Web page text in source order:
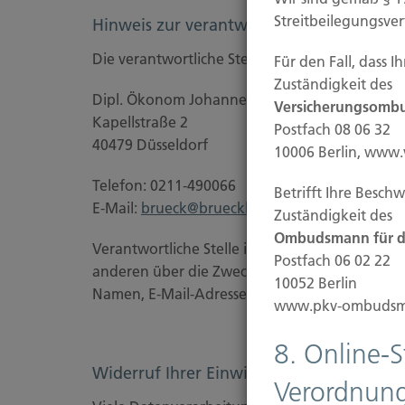
Hinweis zur verantwortlichen Stelle
Die verantwortliche Stelle für die
Dipl. Ökonom Johannes Brück
Kapellstraße 2
40479 Düsseldorf
Telefon: 0211-490066
E-Mail: brueck@brueckkg.de
Verantwortliche Stelle ist die natürliche oder
anderen über die Zwecke und Mittel der
Namen, E-Mail-Adressen o. Ä.) entscheidet.
Widerruf Ihrer Einwilligung zur
Für den Fall, dass
Zuständigkeit des
Postfach 08 06 32
10006 Berlin,
Betrifft Ihre
Zuständigkeit des
Ombudsmann für
Postfach 06 02 22
10052 Berlin
www.pkv-
8. Online-